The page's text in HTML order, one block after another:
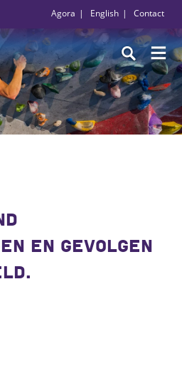
Agora English Contact
EN GEVOLGEN